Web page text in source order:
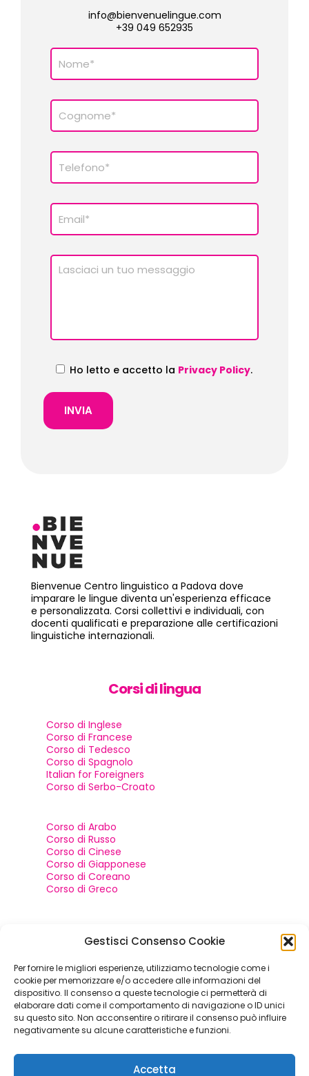
Gestisci Consenso Cookie
Per fornire le migliori esperienze, utilizziamo tecnologie come i
cookie per memorizzare e/o accedere alle informazioni del
dispositivo. Il consenso a queste tecnologie ci permetterà di
elaborare dati come il comportamento di navigazione o ID unici
su questo sito. Non acconsentire o ritirare il consenso può influire
negativamente su alcune caratteristiche e funzioni.
Accetta
info@bienvenuelingue.com
+39 049 652935
Ho letto e accetto la Privacy Policy.
Bienvenue Centro linguistico a Padova dove
imparare le lingue diventa un'esperienza efficace
e personalizzata. Corsi collettivi e individuali, con
docenti qualificati e preparazione alle certificazioni
linguistiche internazionali.
Corsi di lingua
Corso di Inglese
Corso di Francese
Corso di Tedesco
Corso di Spagnolo
Italian for Foreigners
Corso di Serbo-Croato
Corso di Arabo
Corso di Russo
Corso di Cinese
Corso di Giapponese
Corso di Coreano
Corso di Greco
Contatti e social
+39 049 652935
info@bienvenuelingue.com
Via Savonarola, 56 Padova (PD)